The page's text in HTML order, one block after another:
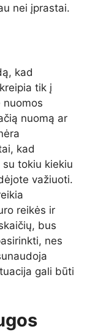
nei įprastai.
kad
tik į
nuomos
nuomą ar
kad
tokiu kiekiu
važiuoti.
reikės ir
bus
nes
gali būti